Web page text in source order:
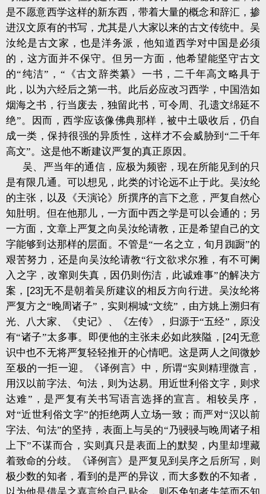
是不愿意西学这样的新东西，带着大量的概念和辞汇，掺
进汉文原有的书写，尤其是八大家以来的古文传统中。吴
汝纶是古文家，也是洋务派，他知道西学对中国是必须
的，这方面并不保守。但另一方面，他希望能坚守古文
的“纯洁”，“《古文辞类纂》一书，二千年高文略具于
此，以为六经后之第一书。此后必应改习西学，中国浩如
烟海之书，行当废去，独留此书，可令周、孔遗文绵延不
绝”。因而，西学应该像佛典那样，被中土吸收后，仍自
成一类，保持很强的异质性，这样才不会威胁到“二千年
高文”。这是他不断建议严复的真正原因。
吴、严当年的通信，应极为频密，现在所能见到的只
是有限几通。可以想见，此类的讨论远不止于此。吴汝纶
的主张，以及《天演论》所撰序的言下之意，严复自然心
知肚明。但在他那儿，一方面中西之学是可以会通的；另
一方面，文章上严复之向吴汝纶请教，正是希望自己的文
字能够到达那样的层面。不管是“一名之立，旬月踟蹰”的
艰苦努力，还是向吴汝纶请教“行文欲求尔雅，有不可阑
入之字，改窜则失真，因仍则伤洁，此诚难事”的解决方
案， [23]无不是朝着吴所建议的相反方向行进。吴汝纶将
严复方之“晚周诸子”，实则桐城“文统”，由方姚上溯归有
光、八大家、《史记》、《左传》，归源于“五经”，原没
有“诸子”太多事。即便他的主张未必如此狭隘， [24]无意
识中也不无将严复轻轻推开的心情吧。这是两人之间微妙
至极的一拒一迎。《译例言》中，所谓“实则精理微言，
用汉以前字法、句法，则为达易。用近世利俗文字，则求
达难”，是严复有关书写语言选择的宣言。相较吴序，
对“近世利俗文字”的拒绝两人立场一致；而严对“汉以前
字法、句法”的坚持，表面上与吴的“乃骎骎与晚周诸子相
上下”不谋而合，实则真只是表面上的默契，内里却埋藏
着致命的分歧。《译例言》是严复见到吴序之后所写，则
极少数的知者，看到的是严的异议，而大多数的不知者，